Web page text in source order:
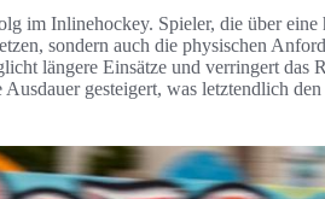
im Inlinehockey. Spieler, die über eine
sondern auch die physischen
längere Einsätze und verringert das
gesteigert, was letztendlich